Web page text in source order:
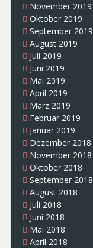
November 2019
Oktober 2019
September 2019
August 2019
Juli 2019
Juni 2019
Mai 2019
April 2019
März 2019
Februar 2019
Januar 2019
Dezember 2018
November 2018
Oktober 2018
September 2018
August 2018
Juli 2018
Juni 2018
Mai 2018
April 2018